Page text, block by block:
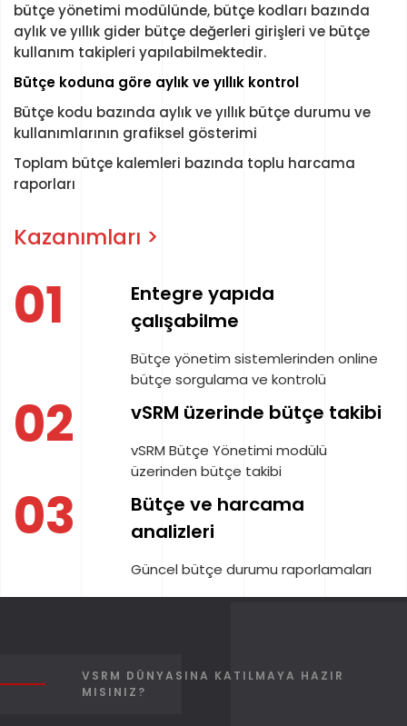
bütçe yönetimi modülünde, bütçe kodları bazında
aylık ve yıllık gider bütçe değerleri girişleri ve bütçe
kullanım takipleri yapılabilmektedir.
Bütçe koduna göre aylık ve yıllık kontrol
Bütçe kodu bazında aylık ve yıllık bütçe durumu ve
kullanımlarının grafiksel gösterimi
Toplam bütçe kalemleri bazında toplu harcama
raporları
Kazanımları >
01
Entegre yapıda
çalışabilme
Bütçe yönetim sistemlerinden online
bütçe sorgulama ve kontrolü
02 vSRM üzerinde bütçe takibi
vSRM Bütçe Yönetimi modülü
üzerinden bütçe takibi
03
Bütçe ve harcama
analizleri
Güncel bütçe durumu raporlamaları
VSRM DÜNYASINA KATILMAYA HAZIR
MISINIZ?